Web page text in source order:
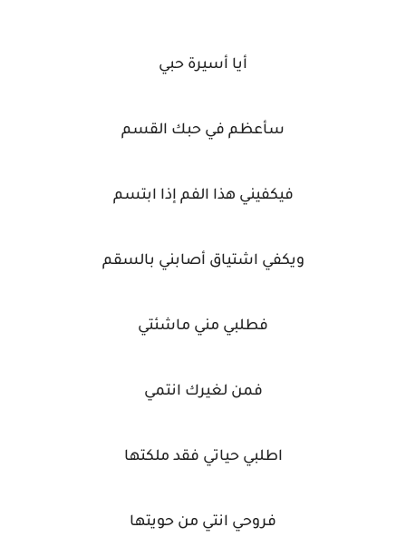
أيا أسيرة حبي
سأعظم في حبك القسم
فيكفيني هذا الفم إذا ابتسم
ويكفي اشتياق أصابني بالسقم
فطلبي مني ماشئتي
فمن لغيرك انتمي
اطلبي حياتي فقد ملكتها
فروحي انتي من حويتها